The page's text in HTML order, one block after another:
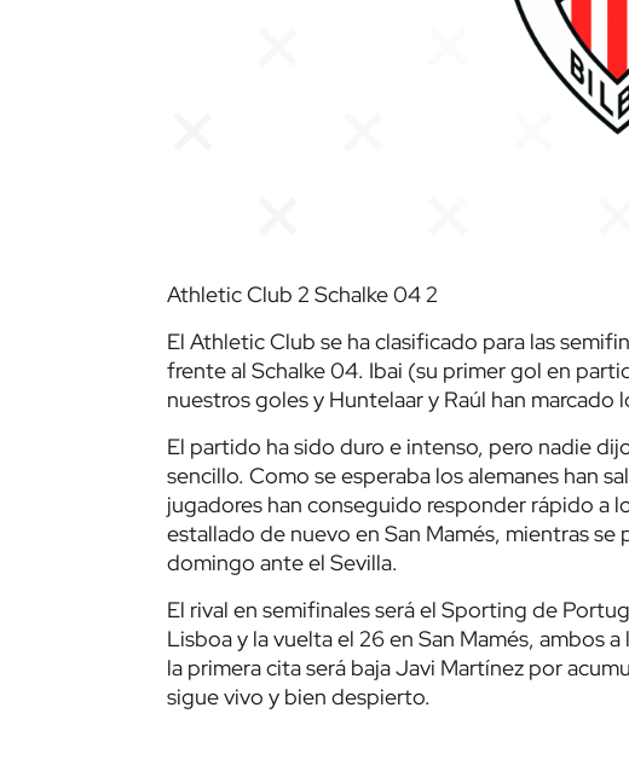
Athletic Club 2 Schalke 04 2
El Athletic Club se ha clasificado para las
frente al Schalke 04. Ibai (su primer gol en
nuestros goles y Huntelaar y Raúl han marcado
El partido ha sido duro e intenso, pero nadie
sencillo. Como se esperaba los alemanes han
jugadores han conseguido responder rápido a
estallado de nuevo en San Mamés, mientras
domingo ante el Sevilla.
El rival en semifinales será el Sporting de
Lisboa y la vuelta el 26 en San Mamés, ambos
la primera cita será baja Javi Martínez por
sigue vivo y bien despierto.